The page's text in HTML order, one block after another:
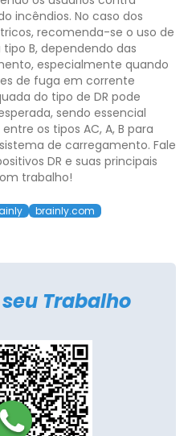
incêndios. No caso dos
recomenda-se o uso de
B, dependendo das
especialmente quando
de fuga em corrente
do tipo de DR pode
sendo essencial
os tipos AC, A, B para
de carregamento. Fale
DR e suas principais
trabalho!
brainly.com
Trabalho